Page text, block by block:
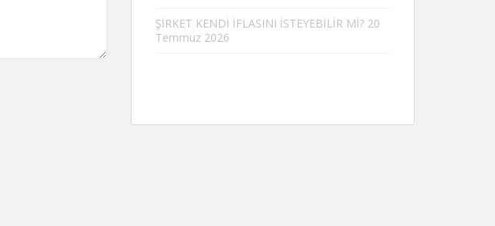
ŞİRKET KENDİ İFLASINI İSTEYEBİLİR Mİ? 20
Temmuz 2026